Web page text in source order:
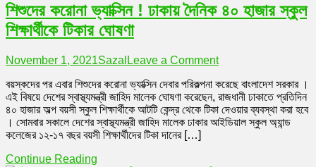
শিশুদের করোনা ভ্যাক্সিন ! ঢাকায় দৈনিক ৪০ হাজার স্কুল
শিক্ষার্থীকে টিকার ঘোষণা
November 1, 2021Sazal Leave a Commenton
করোনা
ভ্যাক্সিন
!
ঢাকায়
বয়স্কদের পর এবার শিশুদের করোনা ভ্যাক্সিন দেবার পরিকল্পনা করেছে বাংলাদেশ সরকার ।
এই বিষয়ে দেশের স্বাস্থ্যমন্ত্রী জাহিদ মালেক ঘোষণা করেছেন, রাজধানী ঢাকাতে প্রতিদিন
৪০ হাজার অল্প বয়সী স্কুল শিক্ষার্থীকে আটটি কেন্দ্র থেকে টিকা দেওয়ার ব্যবস্থা করা হবে
। সোমবার সকালে দেশের স্বাস্থ্যমন্ত্রী জাহিদ মালেক ঢাকার আইডিয়াল স্কুল অ্যান্ড
কলেজের ১২-১৭ বছর বয়সী শিক্ষার্থীদের টিকা দানের […]
Continue Reading